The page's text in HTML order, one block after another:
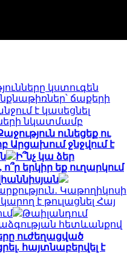
կստուգեն
ճաքերի
է կասեցնել
նկատմամբ
ունեցեք ու
Արցախում ջնջվում է
Ի՞նչ կա ձեր
երկիր եք ուղարկում
Կաթողիկոսի
է թուլացնել Հայ
Թաիլանդում
հետևանքով
ուժեղացված
հայտնաբերվել է